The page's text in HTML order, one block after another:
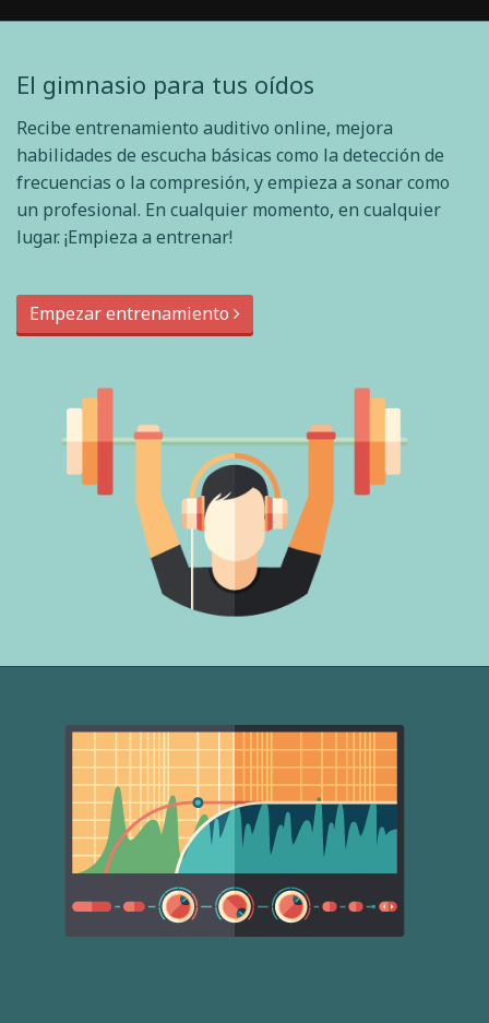
El gimnasio para tus oídos
Recibe entrenamiento auditivo online, mejora
habilidades de escucha básicas como la detección de
frecuencias o la compresión, y empieza a sonar como
un profesional. En cualquier momento, en cualquier
lugar. ¡Empieza a entrenar!
Empezar entrenamiento